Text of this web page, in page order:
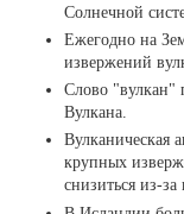
Солнечной
Ежегодно на
извержений
Слово "вулкан"
Вулкана.
Вулканическая
крупных
снизиться из-